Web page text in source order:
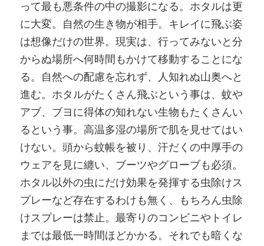
って最も悪条件の中の撮影になる。ホタルは更
に大変。自然の生き物が相手。キレイに飛ぶ姿
は想像だけの世界。現実は、行ってみないと分
からぬ場所へ何時間もかけて移動することにな
る。自然への配慮を忘れず、人知れぬ山奥へと
進む。ホタルがたくさん飛ぶという事は、蚊や
アブ、ブヨに得体の知れない生物もたくさんい
るという事。高温多湿の場所で肌を見せてはい
けない。頭から蚊帳を被り、汗だくの中厚手の
ウェアを見に纏い、ブーツやグローブも必須。
ホタル以外の虫にだけ効果を発揮する虫除けス
プレーなど存在するわけも無く、もちろん虫除
けスプレーは禁止。最寄りのコンビニやトイレ
までは最低一時間ほどかかる。それでも暗くな